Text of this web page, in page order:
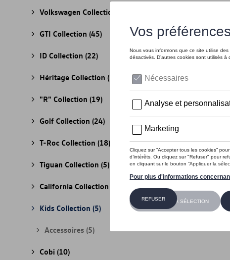
Volkswagen Collection
GTI Collection (45)
ID Collection (22)
Héritage Collection (13)
"R" Collection (19)
Golf Collection (24)
T-Roc Collection (18)
Tiguan Collection (5)
California Collection
Kids Collection (5)
Accessoires (5)
Cobi (10)